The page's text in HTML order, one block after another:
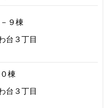
９棟
台３丁目
棟
台３丁目